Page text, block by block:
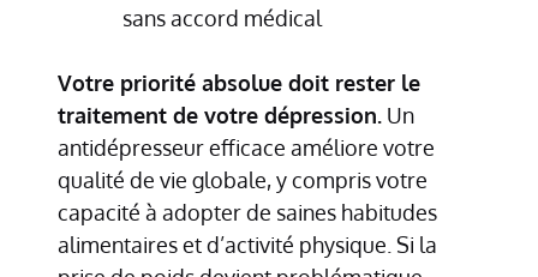
sans accord médical
Votre priorité absolue doit rester le
traitement de votre dépression. Un
antidépresseur efficace améliore votre
qualité de vie globale, y compris votre
capacité à adopter de saines habitudes
alimentaires et d’activité physique. Si la